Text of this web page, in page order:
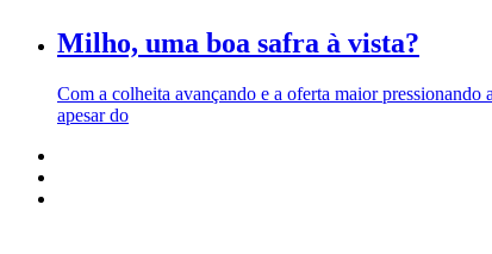
Milho, uma boa safra à vista?
Com a colheita avançando e a oferta maior
apesar do